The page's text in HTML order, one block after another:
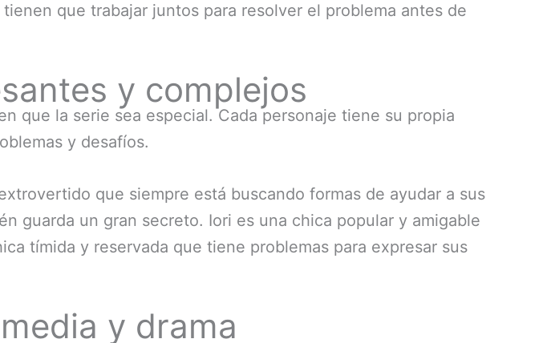
que trabajar juntos para resolver el problema antes de
y complejos
que la serie sea especial. Cada personaje tiene su propia
y desafíos.
que siempre está buscando formas de ayudar a sus
guarda un gran secreto. Iori es una chica popular y amigable
tímida y reservada que tiene problemas para expresar sus
y drama